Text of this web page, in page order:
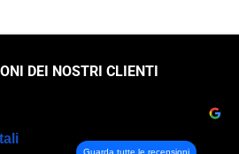
DEI NOSTRI CLIENTI
Guarda tutte le recensioni